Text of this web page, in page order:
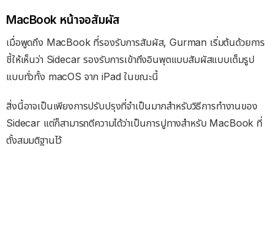
MacBook หน้าจอสัมผัส
เมื่อพูดถึง MacBook ที่รองรับการสัมผัส, Gurman เริ่มต้นด้วยการ
ชี้ให้เห็นว่า Sidecar รองรับการเข้าถึงอินพุตแบบสัมผัสแบบเต็มรูป
แบบทั่วทั้ง macOS จาก iPad ในขณะนี้
สิ่งนี้อาจเป็นเพียงการปรับปรุงที่จำเป็นมากสำหรับวิธีการทำงานของ
Sidecar แต่ก็สามารถตีความได้ว่าเป็นการปูทางสำหรับ MacBook ที่
ตั้งสมมติฐานไว้